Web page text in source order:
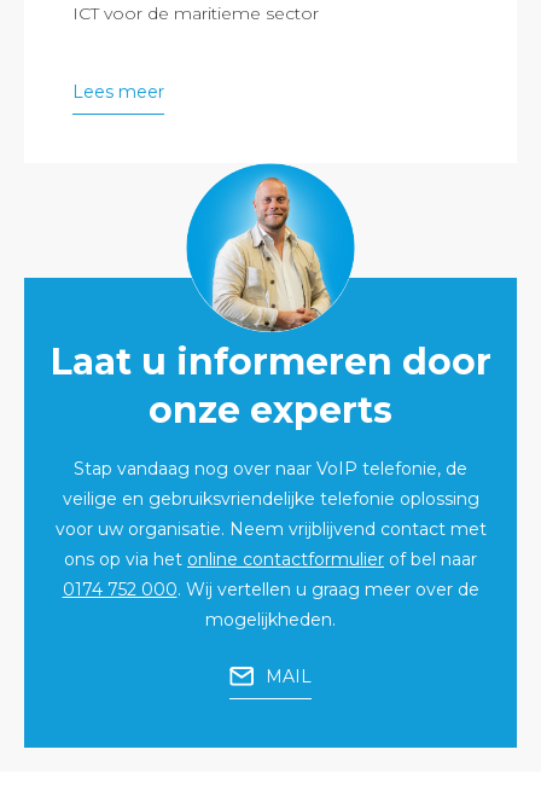
ICT voor de maritieme sector
Lees meer
Laat u informeren door
onze experts
Stap vandaag nog over naar VoIP telefonie, de
veilige en gebruiksvriendelijke telefonie oplossing
voor uw organisatie. Neem vrijblijvend contact met
ons op via het online contactformulier of bel naar
0174 752 000. Wij vertellen u graag meer over de
mogelijkheden.
MAIL